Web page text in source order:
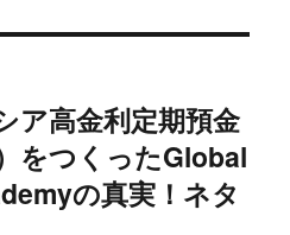
ア高金利定期預金
をつくったGlobal
の真実！ネタ